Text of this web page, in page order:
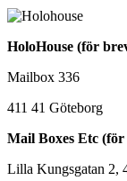
HoloHouse (för
Mailbox 336
411 41 Göteborg
Mail Boxes Etc (för
Lilla Kungsgatan 2,